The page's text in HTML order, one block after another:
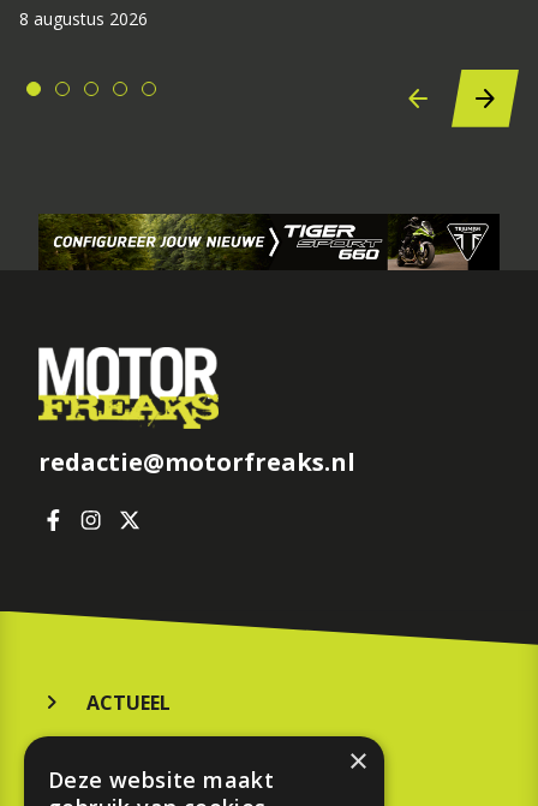
8 augustus 2026
redactie@motorfreaks.nl
ACTUEEL
KOOPGIDS
×
Deze website maakt